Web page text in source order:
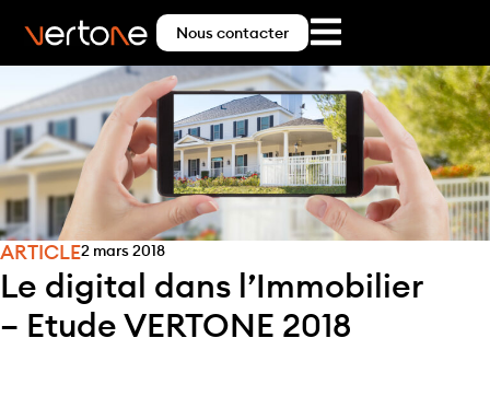
Nous contacter
ARTICLE2 mars 2018
Le digital dans l’Immobilier
– Etude VERTONE 2018